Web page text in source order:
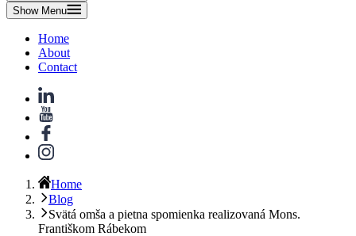
Show Menu
Home
About
Contact
Home
Blog
Svätá omša a pietna spomienka realizovaná Mons.
Františkom Rábekom